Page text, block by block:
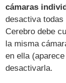
cámaras
desactiva
Cerebro debe
la misma
en ella
desactivarla.